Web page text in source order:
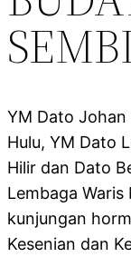
YM Dato Johan
Hulu, YM Dato
Hilir dan Dato
Lembaga
kunjungan
Kesenian dan